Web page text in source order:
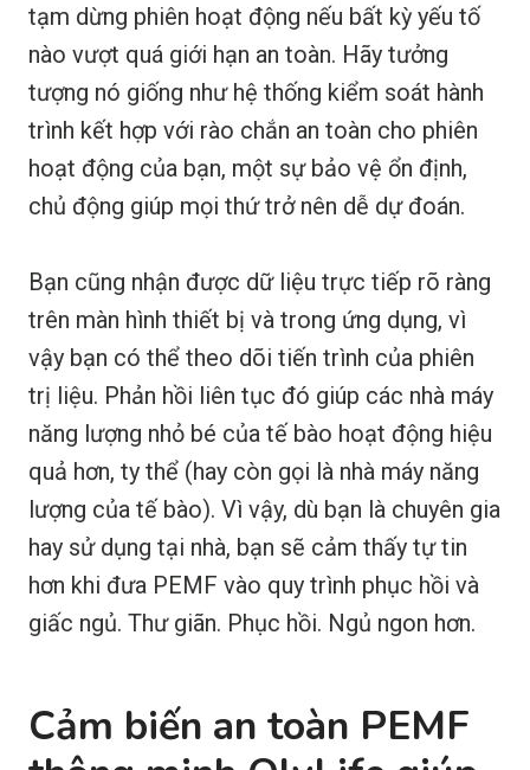
tạm dừng phiên hoạt động nếu bất kỳ yếu tố
nào vượt quá giới hạn an toàn. Hãy tưởng
tượng nó giống như hệ thống kiểm soát hành
trình kết hợp với rào chắn an toàn cho phiên
hoạt động của bạn, một sự bảo vệ ổn định,
chủ động giúp mọi thứ trở nên dễ dự đoán.
Bạn cũng nhận được dữ liệu trực tiếp rõ ràng
trên màn hình thiết bị và trong ứng dụng, vì
vậy bạn có thể theo dõi tiến trình của phiên
trị liệu. Phản hồi liên tục đó giúp các nhà máy
năng lượng nhỏ bé của tế bào hoạt động hiệu
quả hơn, ty thể (hay còn gọi là nhà máy năng
lượng của tế bào). Vì vậy, dù bạn là chuyên gia
hay sử dụng tại nhà, bạn sẽ cảm thấy tự tin
hơn khi đưa PEMF vào quy trình phục hồi và
giấc ngủ. Thư giãn. Phục hồi. Ngủ ngon hơn.
Cảm biến an toàn PEMF